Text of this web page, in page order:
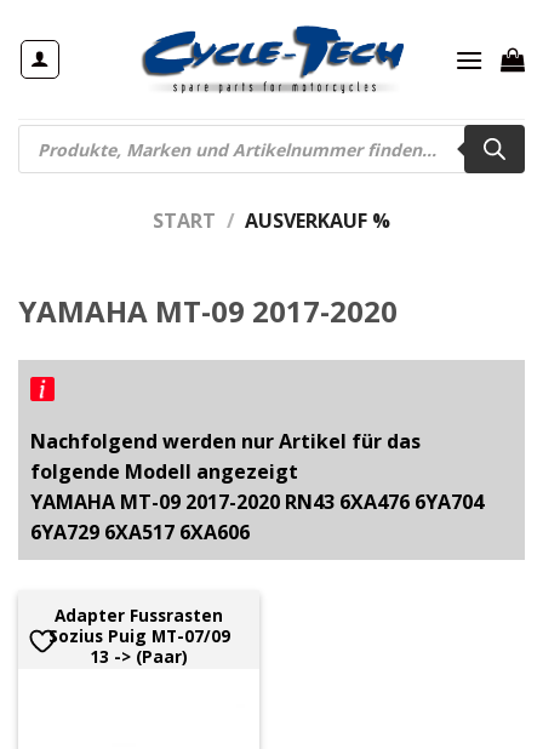
Inhalt
springen
Products
search
START / AUSVERKAUF %
YAMAHA MT-09 2017-2020
Nachfolgend werden nur Artikel für das
folgende Modell angezeigt
YAMAHA MT-09 2017-2020 RN43 6XA476 6YA704
6YA729 6XA517 6XA606
Adapter Fussrasten
Sozius Puig MT-07/09
13 -> (Paar)